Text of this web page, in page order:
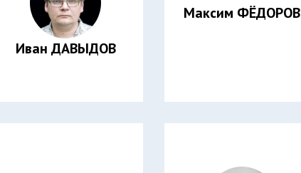
Иван ДАВЫДОВ
Максим ФЁДОРОВ